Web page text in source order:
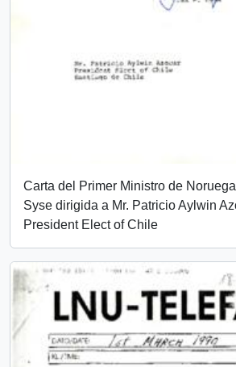
Carta del Primer Ministro de
Syse dirigida a Mr. Patricio Aylwin
President Elect of Chile